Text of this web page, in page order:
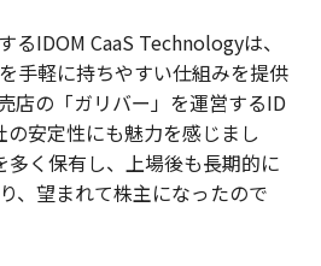
るIDOM CaaS Technologyは、
手軽に持ちやすい仕組みを提供
店の「ガリバー」を運営するID
安定性にも魅力を感じまし
多く保有し、上場後も長期的に
、望まれて株主になったので